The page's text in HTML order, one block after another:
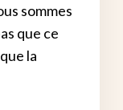
sommes
que ce
la